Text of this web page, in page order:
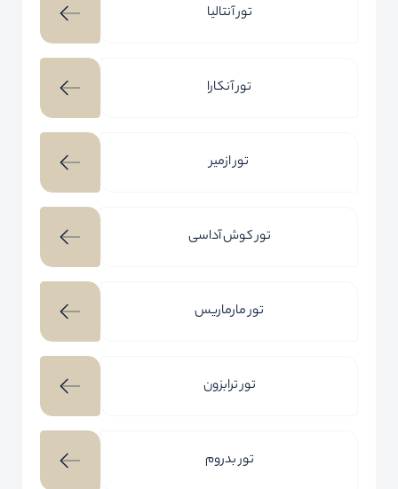
تور آنتالیا
تور آنکارا
تور ازمیر
تور کوش آداسی
تور مارماریس
تور ترابزون
تور بدروم